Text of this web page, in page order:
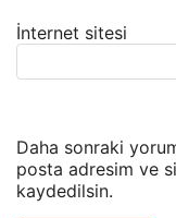
İnternet sitesi
Daha sonraki
posta adresim ve
kaydedilsin.